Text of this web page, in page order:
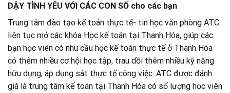
DẬY TÌNH YÊU VỚI CÁC CON SỐ cho các bạn
Trung tâm đào tạo kế toán thực tế- tin học văn phòng ATC
liên tục mở các khóa Học kế toán tại Thanh Hóa, giúp các
bạn học viên có nhu cầu học kế toán thực tế ở Thanh Hóa
có thêm nhiều cơ hội học tập, trau dồi thêm nhiều kỹ năng
hữu dụng, áp dụng sát thực tế công việc. ATC được đánh
giá là trung tâm kế toán tại Thanh Hóa có số lượng học viên